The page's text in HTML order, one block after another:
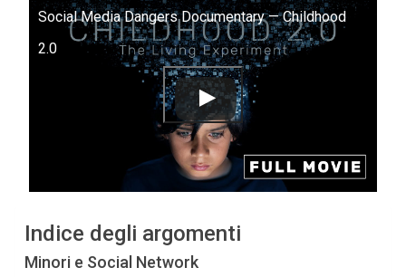
Social Media Dangers Documentary — Childhood
2.0
Indice degli argomenti
Minori e Social Network